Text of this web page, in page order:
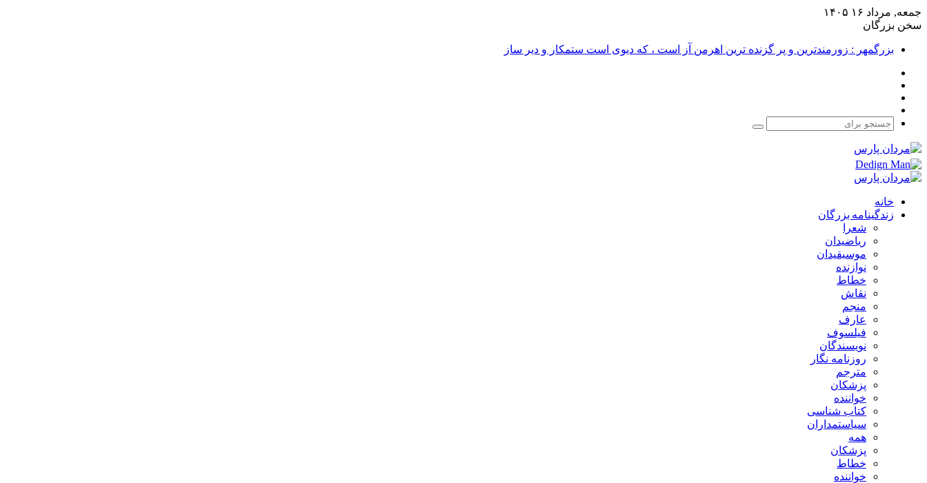
جمعه, مرداد ۱۶ ۱۴۰۵
سخن بزرگان
بزرگمهر : زورمندترین و پر گزنده ترین اهرمن آز است ، که دیوی است ستمکار و دیر ساز
جستجو
خانه
زندگینامه بزرگان
شعرا
ریاضیدان
موسیقیدان
نوازنده
خطاط
نقاش
منجم
عارف
فیلسوف
نویسندگان
روزنامه نگار
مترجم
پزشکان
خواننده
کتاب شناسی
سیاستمداران
همه
پزشکان
خطاط
خواننده